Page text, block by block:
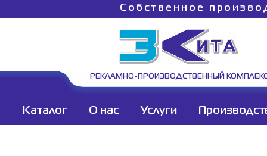
Собственное
РЕКЛАМНО-ПРОИЗВОДСТВЕННЫЙ
Каталог О нас Услуги